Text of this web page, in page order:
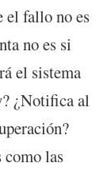
el fallo no es
no es si
el sistema
¿Notifica al
como las